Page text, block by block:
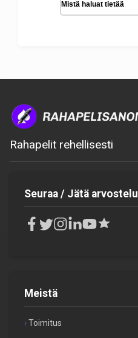
Rahapelit rehellisesti
Meistä
Toimitus
Seuraa / Jätä arvostelu